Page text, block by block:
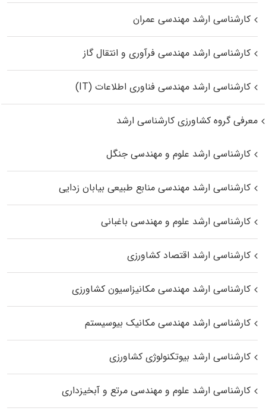
کارشناسی ارشد مهندسی عمران
کارشناسی ارشد مهندسی فرآوری و انتقال گاز
کارشناسی ارشد مهندسی فناوری اطلاعات (IT)
معرفی گروه کشاورزی کارشناسی ارشد
کارشناسی ارشد علوم و مهندسی جنگل
کارشناسی ارشد مهندسی منابع طبیعی بیابان زدایی
کارشناسی ارشد علوم و مهندسی باغبانی
کارشناسی ارشد اقتصاد کشاورزی
کارشناسی ارشد مهندسی مکانیزاسیون کشاورزی
کارشناسی ارشد مهندسی مکانیک بیوسیستم
کارشناسی ارشد بیوتکنولوژی کشاورزی
کارشناسی ارشد علوم و مهندسی مرتع و آبخیزداری